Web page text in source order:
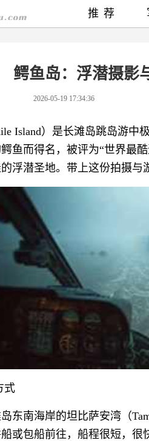
鳄鱼岛：浮潜摄影
2026-05-19 17:34:36
Island）是长滩岛跳岛游
鱼而得名，被评为“世界最
浮潜圣地。带上这份拍摄与
式
东南海岸的坦比萨安湾（
或包船前往，船程很短，很
推荐